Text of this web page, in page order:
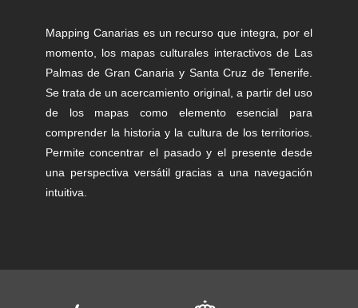
Mapping Canarias es un recurso que integra, por el
momento, los mapas culturales interactivos de Las
Palmas de Gran Canaria y Santa Cruz de Tenerife.
Se trata de un acercamiento original, a partir del uso
de los mapas como elemento esencial para
comprender la historia y la cultura de los territorios.
Permite concentrar el pasado y el presente desde
una perspectiva versátil gracias a una navegación
intuitiva.